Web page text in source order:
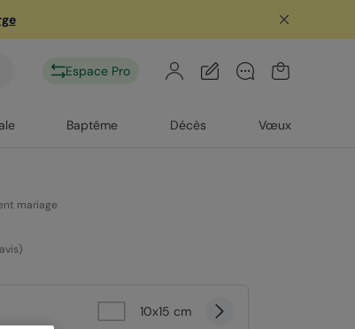
Espace Pro
Baptême Décès Vœux
mariage
avis)
10x15 cm